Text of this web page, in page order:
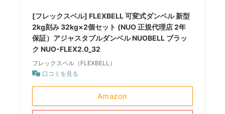
[フレックスベル] FLEXBELL 可変式ダンベル 新型
2kg刻み 32kg×2個セット (NUO 正規代理店 2年
保証）アジャスタブルダンベル NUOBELL ブラッ
ク NUO-FLEX2.0_32
フレックスベル（FLEXBELL）
口コミを見る
Amazon